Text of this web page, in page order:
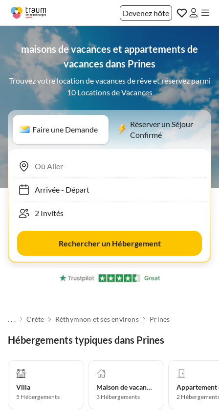
Devenez hôte
maisons de vacances et appartements de
vacances dans Prines
Trouvez votre location de vacances de rêve et réservez parmi
10 Locations de Vacances
Faire une Demande
Réserver un Séjour
Confirmé
Arrivée- Départ
Rechercher un Hébergement
. . . Crète Réthymnon et ses environs Prines
Hébergements typiques dans Prines
Villa
5 Hébergements
Maison de vacances
3 Hébergements 2